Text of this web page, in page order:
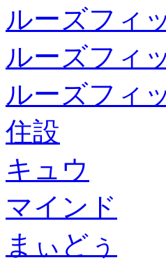
ルーズフィ
ルーズフィ
ルーズフィ
住設
キュウ
マインド
まぃどぅ